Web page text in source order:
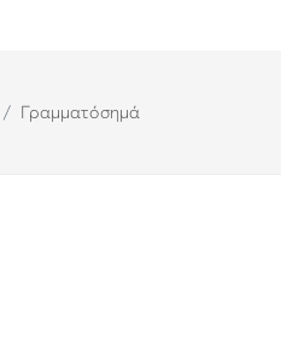
Γραμματόσημά